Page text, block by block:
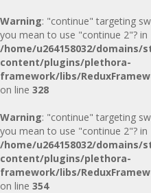
Warning: "continue" targeting
you mean to use "continue 2"? in
/home/u264158032/
content/plugins/plethora-
framework/libs/
on line 328
Warning: "continue" targeting
you mean to use "continue 2"? in
/home/u264158032/
content/plugins/plethora-
framework/libs/
on line 354